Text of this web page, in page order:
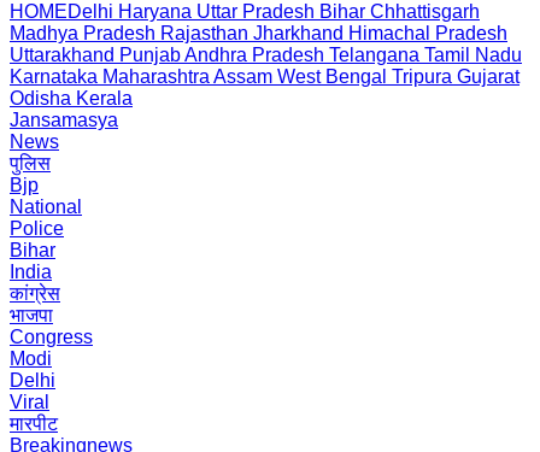
HOMEDelhi Haryana Uttar Pradesh Bihar Chhattisgarh
Madhya Pradesh Rajasthan Jharkhand Himachal Pradesh
Uttarakhand PunjabAndhra Pradesh Telangana Tamil Nadu
Karnataka Maharashtra Assam West Bengal Tripura Gujarat
Odisha Kerala
Jansamasya
News
पुलिस
Bjp
National
Police
Bihar
India
कांग्रेस
भाजपा
Congress
Modi
Delhi
Viral
मारपीट
Breakingnews